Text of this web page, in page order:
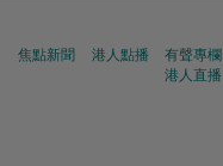
焦點新聞 港人點播
有聲專欄
港人直播